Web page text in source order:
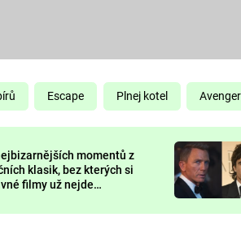
KOMEDIE
CHUCK
NORRIS
DEADPOOL
Escape Plnej kotel
momentů z
klasik, bez kterých si
filmy už nejde